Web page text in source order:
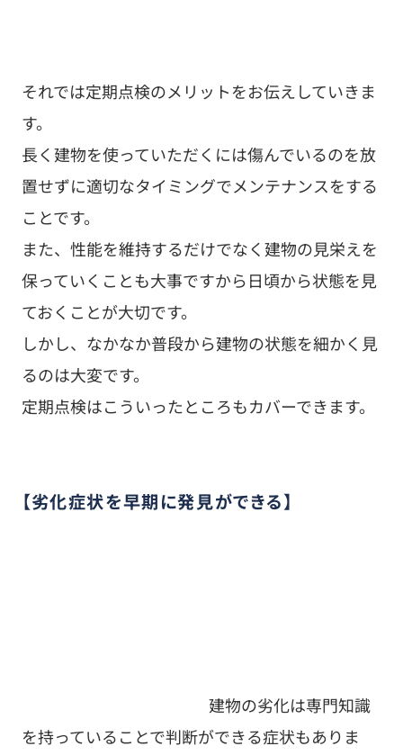
それでは定期点検のメリットをお伝えしていきま
す。
長く建物を使っていただくには傷んでいるのを放
置せずに適切なタイミングでメンテナンスをする
ことです。
また、性能を維持するだけでなく建物の見栄えを
保っていくことも大事ですから日頃から状態を見
ておくことが大切です。
しかし、なかなか普段から建物の状態を細かく見
るのは大変です。
定期点検はこういったところもカバーできます。
【劣化症状を早期に発見ができる】
本格的に工事が必要になる場合もありますし、
1〜2時間ほどで補修ができてしまうこともありま